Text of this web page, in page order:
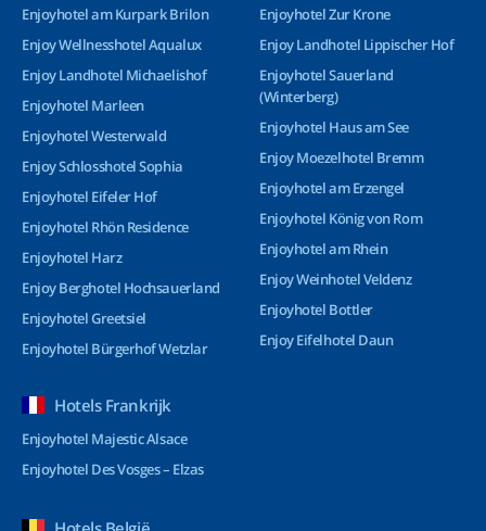
Enjoyhotel am Kurpark Brilon
Enjoy Wellnesshotel Aqualux
Enjoy Landhotel Michaelishof
Enjoyhotel Marleen
Enjoyhotel Westerwald
Enjoy Schlosshotel Sophia
Enjoyhotel Eifeler Hof
Enjoyhotel Rhön Residence
Enjoyhotel Harz
Enjoy Berghotel Hochsauerland
Enjoyhotel Greetsiel
Enjoyhotel Bürgerhof Wetzlar
Enjoyhotel Zur Krone
Enjoy Landhotel Lippischer Hof
Enjoyhotel Sauerland
(Winterberg)
Enjoyhotel Haus am See
Enjoy Moezelhotel Bremm
Enjoyhotel am Erzengel
Enjoyhotel König von Rom
Enjoyhotel am Rhein
Enjoy Weinhotel Veldenz
Enjoyhotel Bottler
Enjoy Eifelhotel Daun
Hotels Frankrijk
Enjoyhotel Majestic Alsace
Enjoyhotel Des Vosges – Elzas